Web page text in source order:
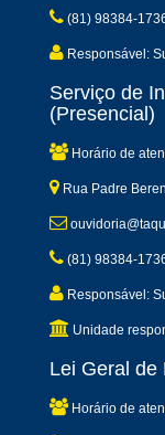
(81) 98384-
Responsável:
Serviço de
(Presencial)
Horário de
Rua Padre
(81) 98384-
Responsável:
Unidade
Lei Geral de
Horário de